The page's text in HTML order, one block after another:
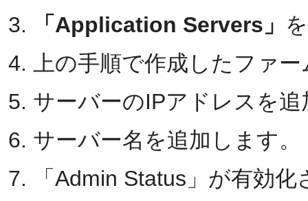
「Application Servers」
上の手順で作成したファ
サーバーのIPアドレスを
サーバー名を追加します。
「Admin Status」が有効